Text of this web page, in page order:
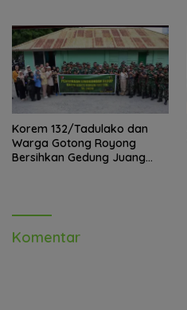
Korem 132/Tadulako dan
Warga Gotong Royong
Bersihkan Gedung Juang
Komentar